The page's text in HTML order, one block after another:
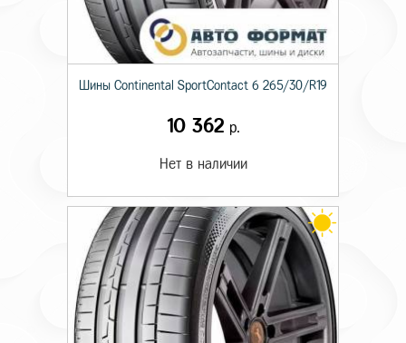
Шины Continental SportContact 6 265/30/R19
10 362 р.
Нет в наличии